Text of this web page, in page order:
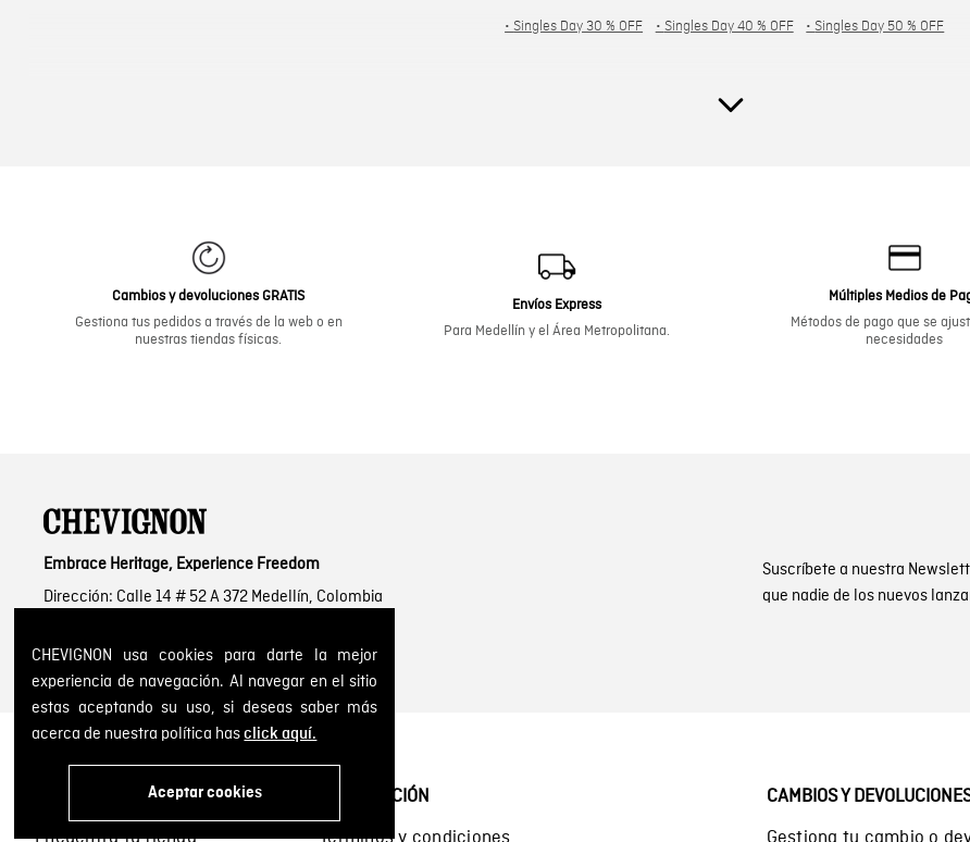
CHEVIGNON usa cookies para darte la mejor
experiencia de navegación. Al navegar en el sitio
estas aceptando su uso, si deseas saber más
acerca de nuestra política hasclick aquí.
Aceptar cookies
•Singles Day 30 % OFF • Singles Day 40 % OFF •Singles Day 50 % OFF
Cambios y devoluciones GRATIS
Gestiona tus pedidos a través de la web o en
nuestras tiendas físicas.
Envíos Express
Para Medellín y el Área Metropolitana.
Múltiples Medios de
Métodos de pago que se
necesidades
Suscríbete a nuestra
que nadie de los nuevos
Embrace Heritage, Experience Freedom
Dirección: Calle 14 # 52 A 372 Medellín, Colombia
SOBRE NOSOTROS
INFORMACIÓN
CAMBIOS Y